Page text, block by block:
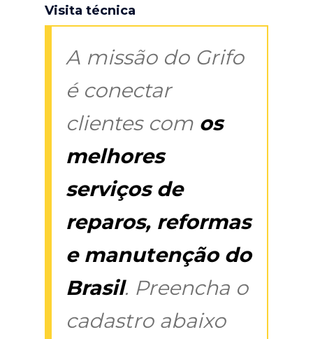
Visita técnica
A missão do Grifo
é conectar
clientes com os
melhores
serviços de
reparos, reformas
e manutenção do
Brasil. Preencha o
cadastro abaixo